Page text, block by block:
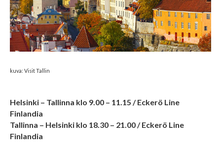
kuva: Visit Tallin
Helsinki – Tallinna klo 9.00 – 11.15 / Eckerö Line
Finlandia
Tallinna – Helsinki klo 18.30 – 21.00 / Eckerö Line
Finlandia